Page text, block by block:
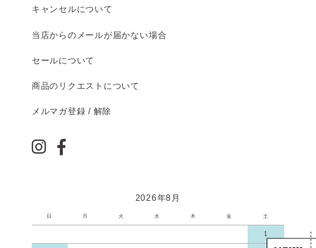
キャンセルについて
当店からのメールが届かない場合
セールについて
商品のリクエストについて
メルマガ登録 / 解除
2026年8月
日 月 火 水 木 金 土
1